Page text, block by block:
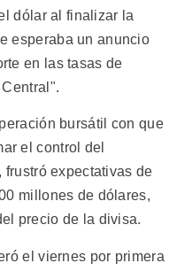
dólar al finalizar la
esperaba un anuncio
en las tasas de
bursátil con que
el control del
expectativas de
millones de dólares,
precio de la divisa.
el viernes por primera